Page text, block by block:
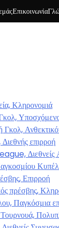
Επικοινωνία
Κληρονομιά
επιρροή
Διεθνείς
Επιρροή
πρέσβης,
Παγκόσμια